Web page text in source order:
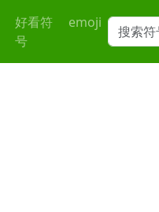
好看符
号
emoji